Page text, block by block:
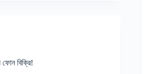
ফোন বিক্রি!